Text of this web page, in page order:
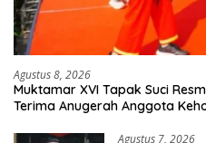
Agustus 8, 2026
Muktamar XVI Tapak Suci
Terima Anugerah Anggota
Agustus 7, 2026